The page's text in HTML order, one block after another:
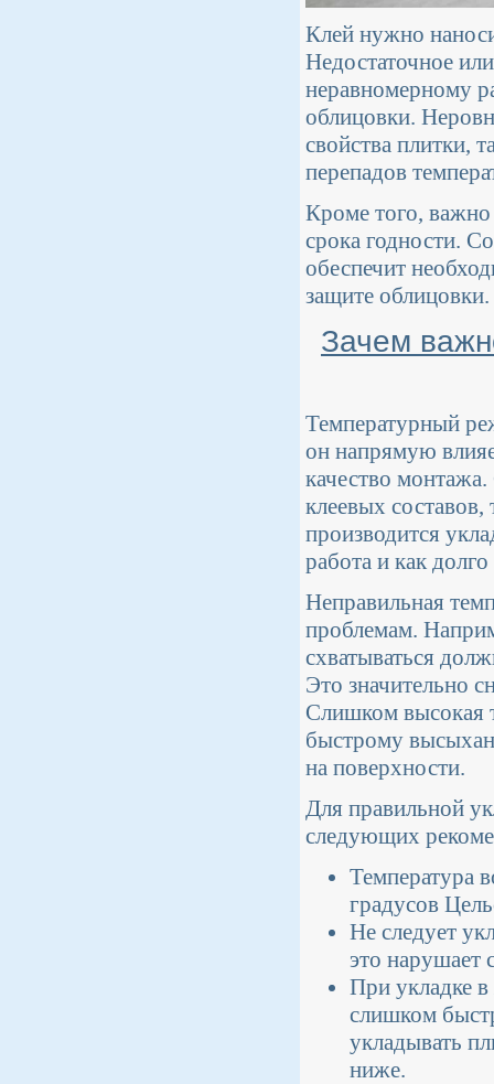
Клей нужно
Недостаточное
неравномерному
облицовки.
свойства плитки,
перепадов
Кроме того, важно
срока годности.
обеспечит
защите облицовки.
Зачем
Температурный
он напрямую
качество
клеевых
производится
работа и как
Неправильная
проблемам.
схватываться
Это значительно
Слишком высокая
быстрому
на поверхности.
Для правильной
следующих
Температура
градусов
Не следует
это нарушает
При укладке
слишком
укладывать
ниже.